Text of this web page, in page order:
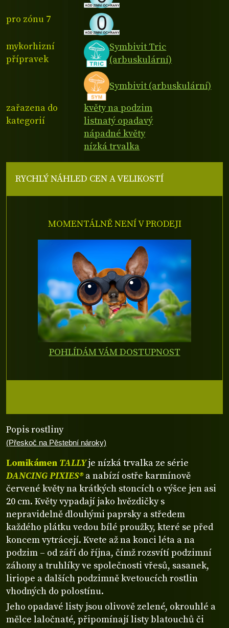
pro zónu 7
mykorhizní
přípravek
Symbivit Tric
(arbuskulární)
Symbivit (arbuskulární)
zařazena do
kategorií
květy na podzim
listnatý opadavý
nápadné květy
nízká trvalka
Popis rostliny
(Přeskoč na Pěstební nároky)
Lomikámen TALLYje nízká trvalka ze série
DANCING PIXIES®a nabízí ostře karmínově
červené květy na krátkých stoncích o výšce jen asi
20 cm. Květy vypadají jako hvězdičky s
nepravidelně dlouhými paprsky a středem
každého plátku vedou bílé proužky, které se před
koncem vytrácejí. Kvete až na konci léta a na
podzim – od září do října, čímž rozsvítí podzimní
záhony a truhlíky ve společnosti vřesů, sasanek,
liriope a dalších podzimně kvetoucích rostlin
vhodných do polostínu.
Jeho opadavé listy jsou olivově zelené, okrouhlé a
mělce laločnaté, připomínají listy blatouchů či
RYCHLÝ NÁHLED CEN A VELIKOSTÍ
MOMENTÁLNĚ NENÍ V PRODEJI
POHLÍDÁM VÁM DOSTUPNOST